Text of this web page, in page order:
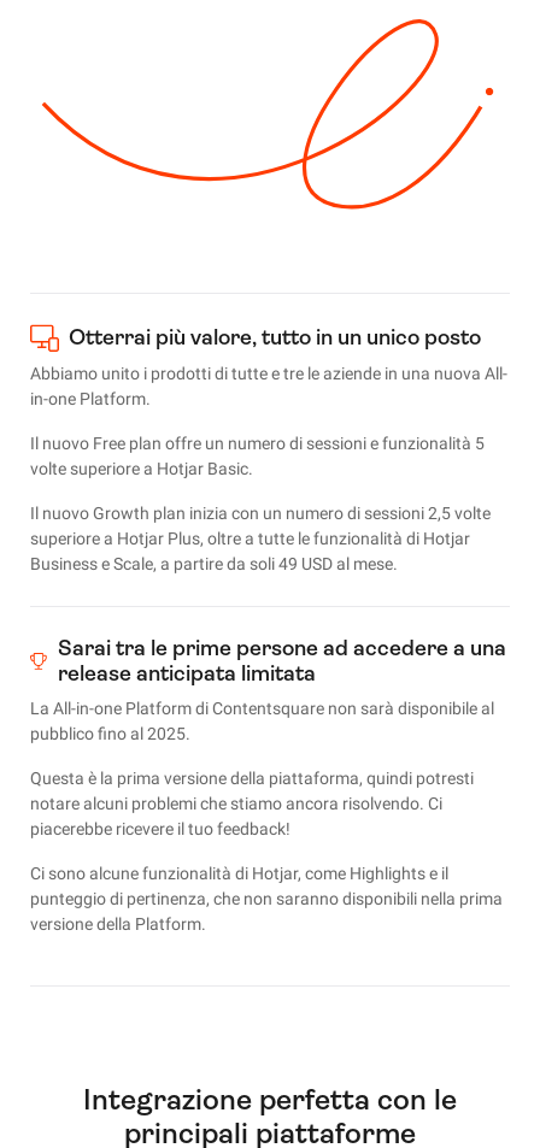
Otterrai più valore, tutto in un unico posto
Abbiamo unito i prodotti di tutte e tre le aziende in una nuova All-
in-one Platform.
Il nuovo Free plan offre un numero di sessioni e funzionalità 5
volte superiore a Hotjar Basic.
Il nuovo Growth plan inizia con un numero di sessioni 2,5 volte
superiore a Hotjar Plus, oltre a tutte le funzionalità di Hotjar
Business e Scale, a partire da soli 49 USD al mese.
Sarai tra le prime persone ad accedere a una
release anticipata limitata
La All-in-one Platform di Contentsquare non sarà disponibile al
pubblico fino al 2025.
Questa è la prima versione della piattaforma, quindi potresti
notare alcuni problemi che stiamo ancora risolvendo. Ci
piacerebbe ricevere il tuo feedback!
Ci sono alcune funzionalità di Hotjar, come Highlights e il
punteggio di pertinenza, che non saranno disponibili nella prima
versione della Platform.
Integrazione perfetta con le
principali piattaforme